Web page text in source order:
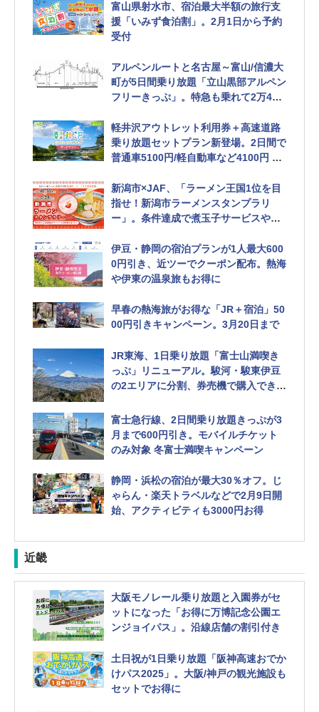
富山県射水市、宿泊最大半額の旅行支
援「いみず食泊割」。2月1日から予約
受付
アルペンルートと名古屋～富山/信濃大
町が5日間乗り放題「立山黒部アルペン
フリーきっぷ」。特急も乗れて2万450
きっぷ」は終了
軽井沢アウトレット利用券＋高速道路
乗り放題セットプラン新登場。2日間で
普通車5100円/軽自動車など4100円 ド
プラザ セットプラン」
新潟市×JAF、「ラーメン王国1位を目
指せ！新潟市ラーメンスタンプラリ
ー」。条件達成で煮玉子サービスや食
伊豆・静岡の宿泊プランが1人最大600
0円引き、近ツーでクーポン配布。熱海
や伊東の温泉旅もお得に
早春の熱海旅がお得な「JR＋宿泊」50
00円引きキャンペーン。3月20日まで
JR東海、1日乗り放題「富士山満喫き
っぷ」リニューアル。駿河・駿東伊豆
の2エリアに分割、券売機で購入できる
富士急行線、2日間乗り放題きっぷが3
月まで600円引き。モバイルチケット
のみ対象 冬富士満喫キャンペーン
静岡・浜松の宿泊が最大30％オフ。じ
ゃらん・楽天トラベルなどで2月9日開
始、アクティビティも3000円お得
近畿
大阪モノレール乗り放題と入園券がセ
ットになった「お得に万博記念公園エ
ンジョイパス」。沿線店舗の割引付き
土日祝が1日乗り放題「阪神高速おでか
けパス2025」。大阪/神戸の観光施設も
セットでお得に